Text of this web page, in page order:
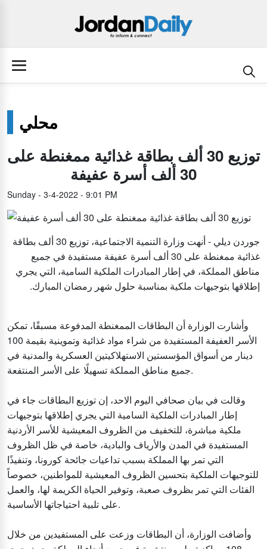
محلي
توزيع 30 ألف بطاقة غذائية ممغنطة على
30 ألف أسرة عفيفة
Sunday - 3-4-2022 - 9:01 PM
جوردن ديلي - أنهت وزارة التنمية الاجتماعية، توزيع 30 ألف بطاقة
غذائية ممغنطة على 30 ألف أسرة عفيفة مستفيدة في جميع
مناطق المملكة، في إطار المبادرات الملكية السامية، التي يجري
إطلاقها بتوجيهات ملكية بمناسبة حلول شهر رمضان المبارك.
وأشارت الوزارة أن البطاقات الممغنطة المدفوعة مسبقًا، تمكن
الأسر العفيفة المستفيدة من شراء مواد غذائية وتموينية بقيمة 100
دينار من أسواق المؤسستين الاستهلاكيتين العسكرية والمدنية في
جميع مناطق المملكة تسهيلًا على الأسر المنتفعة.
وقالت في بيان صحافي اليوم الاحد، إن توزيع البطاقات جاء في
إطار المبادرات الملكية السامية التي يجري إطلاقها بتوجيهات
ملكية مباشرة، للتخفيف من الظروف المعيشية للأسر الأردنية
المستفيدة في المدن والأرياف والبادية، خاصة في ظل الظروف
التي تمر بها المملكة بسبب تداعيات جائحة كورونا، وتنفيذًا
للتوجيهات الملكية بتحسين الظروف المعيشية للمواطنين، خصوصاً
الفئات التي تمر بظروف صعبة، وتوفير الحياة الكريمة لها، والعمل
على تلبية احتياجاتها الأساسية.
وأضافت الوزارة، أن البطاقات وزعت على المستفيدين من خلال